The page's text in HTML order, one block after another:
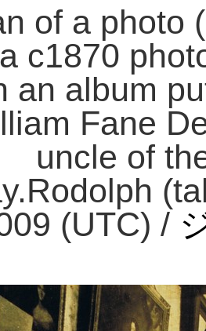
of a photo
c1870
an album
Fane
uncle of
(UTC) /